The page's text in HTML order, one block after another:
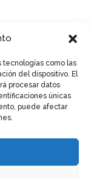
tecnologías como las
del dispositivo. El
procesar datos
únicas
puede afectar
(Madrid)